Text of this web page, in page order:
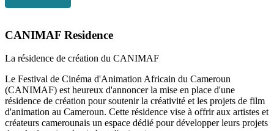
CANIMAF Residence
La résidence de création du CANIMAF
Le Festival de Cinéma d'Animation Africain du Cameroun
(CANIMAF) est heureux d'annoncer la mise en place d'une
résidence de création pour soutenir la créativité et les projets de film
d'animation au Cameroun. Cette résidence vise à offrir aux artistes et
créateurs camerounais un espace dédié pour développer leurs projets